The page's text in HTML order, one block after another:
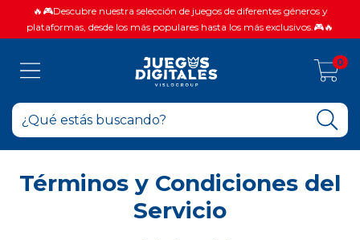
🔥🎮Descubre nuestra selección de juegos de diferentes géneros y
plataformas, desde los más populares hasta los más exclusivos.🎮🔥
0
Términos y Condiciones del
Servicio